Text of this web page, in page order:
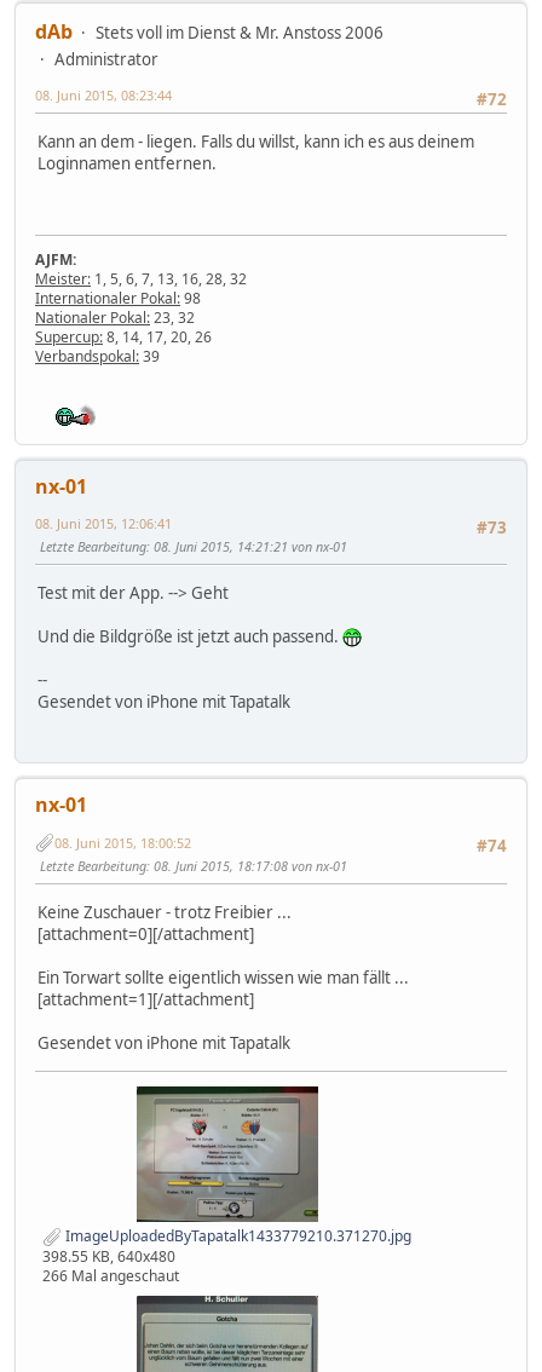
dAb
Stets voll im Dienst & Mr. Anstoss 2006
Administrator
#72
08. Juni 2015, 08:23:44
Kann an dem - liegen. Falls du willst, kann ich es aus deinem
Loginnamen entfernen.
AJFM:
Meister: 1, 5, 6, 7, 13, 16, 28, 32
Internationaler Pokal:98
Nationaler Pokal:23, 32
Supercup:8, 14, 17, 20, 26
Verbandspokal:39
nx-01
#73
08. Juni 2015, 12:06:41
Letzte Bearbeitung: 08. Juni 2015, 14:21:21 von nx-01
Test mit der App. --> Geht
Und die Bildgröße ist jetzt auch passend.
--
Gesendet von iPhone mit Tapatalk
nx-01
#74
08. Juni 2015, 18:00:52
Letzte Bearbeitung: 08. Juni 2015, 18:17:08 von nx-01
Keine Zuschauer - trotz Freibier ...
[attachment=0][/attachment]
Ein Torwart sollte eigentlich wissen wie man fällt ...
[attachment=1][/attachment]
Gesendet von iPhone mit Tapatalk
ImageUploadedByTapatalk1433779210.371270.jpg
398.55 KB, 640x480
266 Mal angeschaut